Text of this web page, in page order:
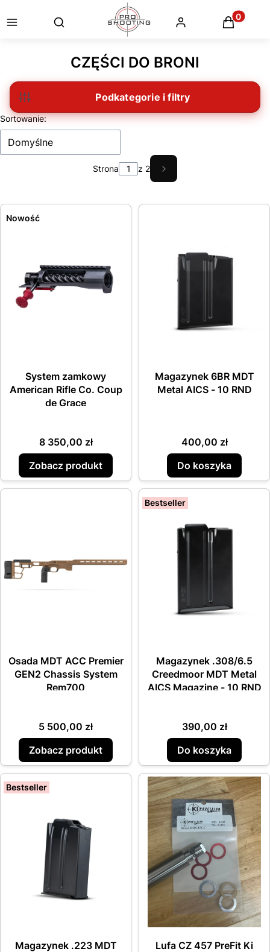
Otwórz wyszukiwarkę
CZĘŚCI DO BRONI
Filtry
Lista produktów
Sortowanie:
Domyślne
Strona z 2 Następne produkty
Nowość
System zamkowy
American Rifle Co. Coup
de Grace
Cena
8 350,00 zł
Zobacz produkt
Magazynek 6BR MDT
Metal AICS - 10 RND
Cena
400,00 zł
Do koszyka
Osada MDT ACC Premier
GEN2 Chassis System
Rem700
Cena
5 500,00 zł
Zobacz produkt
Bestseller
Magazynek .308/6.5
Creedmoor MDT Metal
AICS Magazine - 10 RND
Cena
390,00 zł
Do koszyka
Bestseller
Magazynek .223 MDT
Lufa CZ 457 PreFit Ki